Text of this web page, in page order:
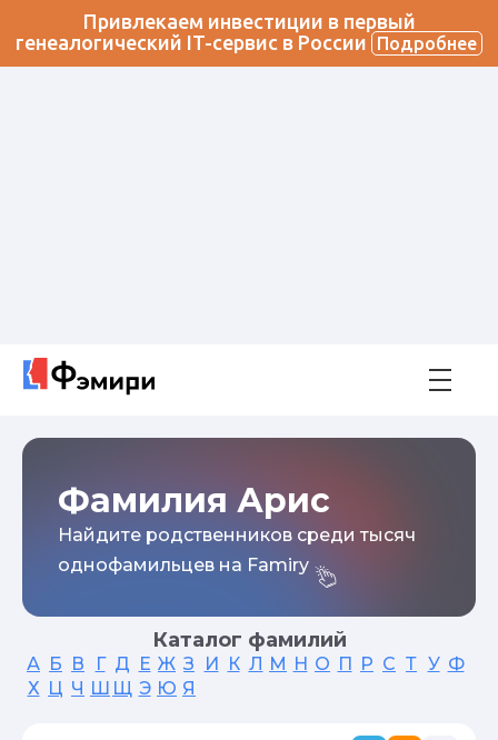
Привлекаем инвестиции в первый
генеалогический IT-сервис в России
Подробнее
Фамилия Арис
Найдите родственников среди тысяч
однофамильцев на Famiry
Каталог фамилий
А Б В Г Д Е Ж З И К Л М Н О П Р С Т У Ф
Х Ц Ч Ш Щ Э Ю Я